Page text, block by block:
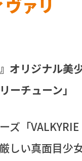
ァリ
オリジナル美
ーチューン」
ズ「
しい真面目少